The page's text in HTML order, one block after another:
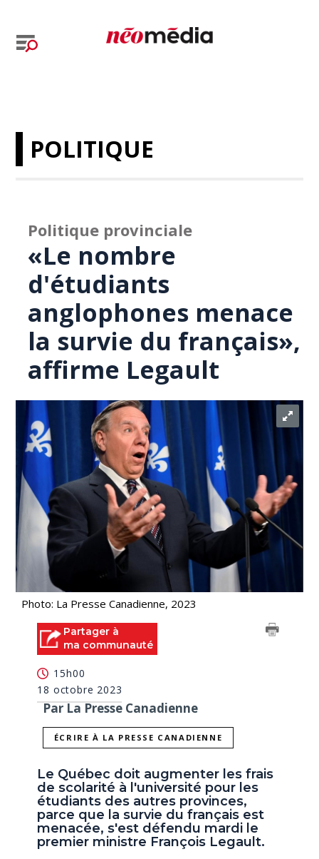
POLITIQUE
Politique provinciale
«Le nombre
d'étudiants
anglophones menace
la survie du français»,
affirme Legault
Photo: La Presse Canadienne, 2023
Partager à
ma communauté
15h00
18 octobre 2023
Par La Presse Canadienne
ÉCRIRE À LA PRESSE CANADIENNE
Le Québec doit augmenter les frais
de scolarité à l'université pour les
étudiants des autres provinces,
parce que la survie du français est
menacée, s'est défendu mardi le
premier ministre François Legault.